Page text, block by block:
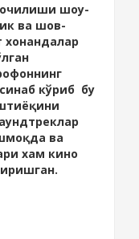
очилиши шоу-
ва шов-
хонандалар
кўриб бу
ва
хам кино